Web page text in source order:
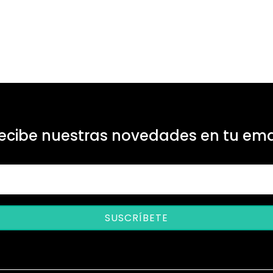
nuestras novedades en tu
SUSCRÍBETE